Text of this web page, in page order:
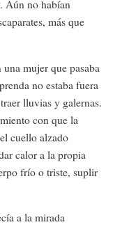
Aún no habían
más que
mujer que pasaba
no estaba fuera
lluvias y galernas.
con que la
cuello alzado
calor a la propia
frío o triste, suplir
a la mirada